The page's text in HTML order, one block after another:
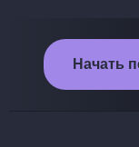
Начать